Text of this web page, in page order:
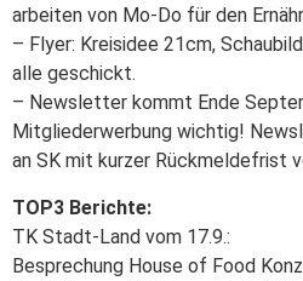
arbeiten von Mo-Do für den
– Flyer: Kreisidee 21cm,
alle geschickt.
– Newsletter kommt Ende
Mitgliederwerbung wichtig!
an SK mit kurzer Rückmeldefrist
TOP3 Berichte:
TK Stadt-Land vom 17.9.:
Besprechung House of Food